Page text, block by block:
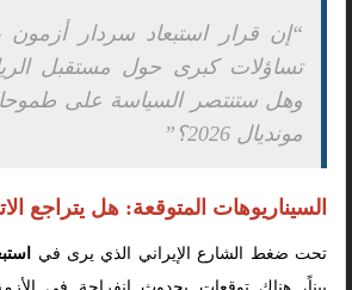
“إن قرار استبعاد سردار أزمون
تساؤلات كبرى حول مستقبل
وهل ستنتصر السياسة على
مونديال 2026؟”
السيناريوهات المتوقعة: هل يتراجع
تحت ضغط الشارع الإيراني الذي يرى في